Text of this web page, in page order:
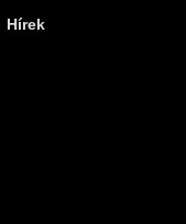
Hírek